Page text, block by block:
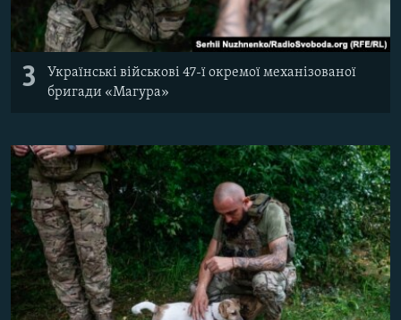
3
Українські військові 47-ї окремої механізованої
бригади «Магура»